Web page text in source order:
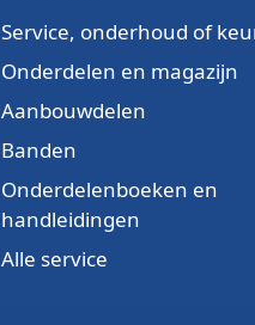
Service, onderhoud of
Onderdelen en magazijn
Aanbouwdelen
Banden
Onderdelenboeken en
handleidingen
Alle service